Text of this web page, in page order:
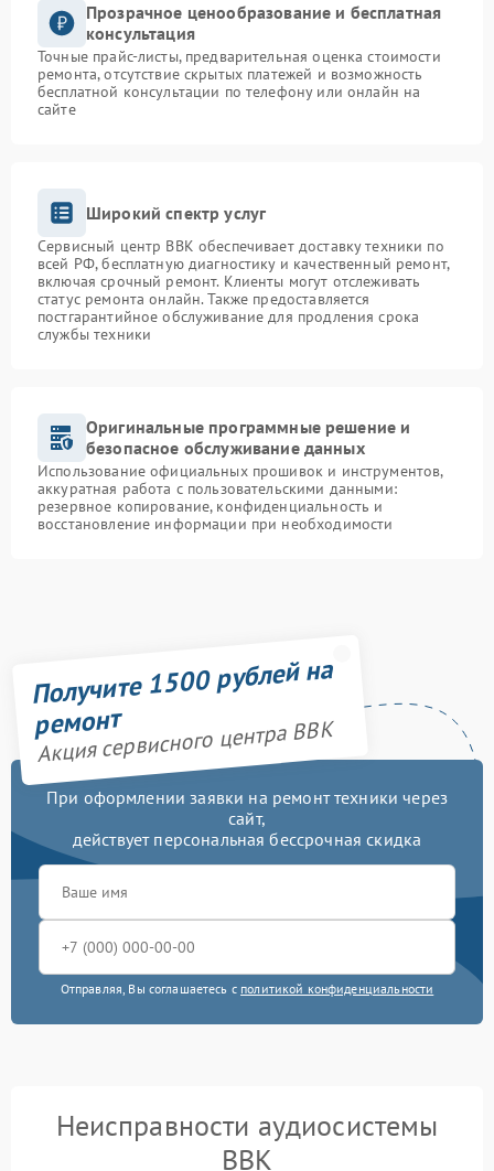
Прозрачное ценообразование и бесплатная
консультация
Точные прайс-листы, предварительная оценка стоимости
ремонта, отсутствие скрытых платежей и возможность
бесплатной консультации по телефону или онлайн на
сайте
Широкий спектр услуг
Сервисный центр BBK обеспечивает доставку техники по
всей РФ, бесплатную диагностику и качественный ремонт,
включая срочный ремонт. Клиенты могут отслеживать
статус ремонта онлайн. Также предоставляется
постгарантийное обслуживание для продления срока
службы техники
Оригинальные программные решение и
безопасное обслуживание данных
Использование официальных прошивок и инструментов,
аккуратная работа с пользовательскими данными:
резервное копирование, конфиденциальность и
восстановление информации при необходимости
Получите 1500 рублей на
ремонт
Акция сервисного центра BBK
При оформлении заявки на ремонт техники через
сайт,
действует персональная бессрочная скидка
Отправляя, Вы соглашаетесь с политикой конфиденциальности
Неисправности аудиосистемы
BBK